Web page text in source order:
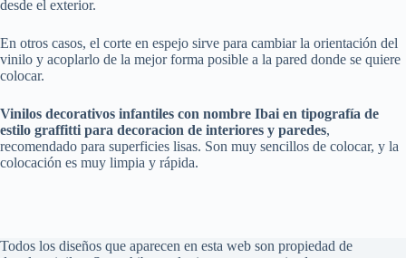
desde el exterior.
En otros casos, el corte en espejo sirve para cambiar la orientación del
vinilo y acoplarlo de la mejor forma posible a la pared donde se quiere
colocar.
Vinilos decorativos infantiles con nombre Ibai en tipografía de
estilo graffitti para decoracion de interiores y paredes,
recomendado para superficies lisas. Son muy sencillos de colocar, y la
colocación es muy limpia y rápida.
Todos los diseños que aparecen en esta web son propiedad de